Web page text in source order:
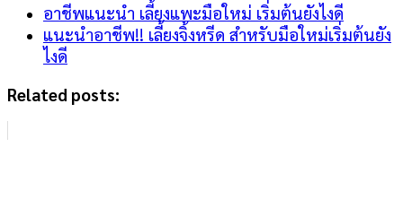
อาชีพแนะนำ เลี้ยงแพะมือใหม่ เริ่มต้นยังไงดี
แนะนำอาชีพ!! เลี้ยงจิ้งหรีด สำหรับมือใหม่เริ่มต้นยัง
ไงดี
Related posts: